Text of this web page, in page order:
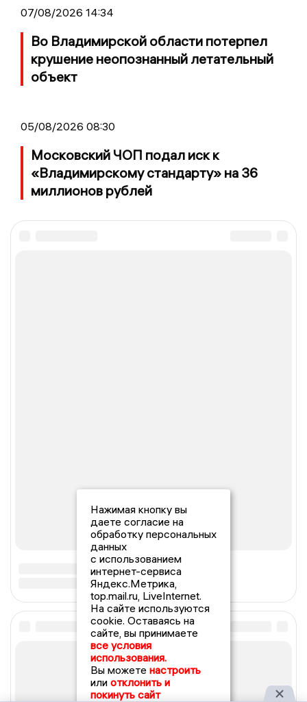
07/08/2026 14:34
Во Владимирской области потерпел
крушение неопознанный летательный
объект
05/08/2026 08:30
Московский ЧОП подал иск к
«Владимирскому стандарту» на 36
миллионов рублей
Нажимая кнопку вы
даете согласие на
обработку персональных
данных
с использованием
интернет-сервиса
Яндекс.Метрика,
top.mail.ru, LiveInternet.
На сайте используются
cookie. Оставаясь на
сайте, вы принимаете
все условия
использования.
Вы можете настроить
или отклонить и
покинуть сайт